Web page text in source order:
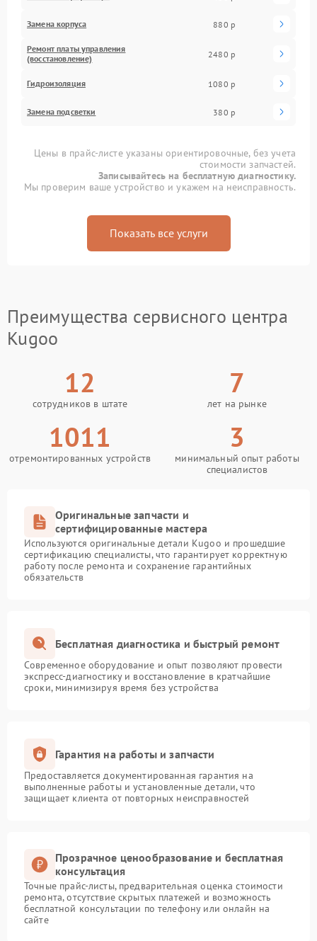
Замена корпуса 880 р
Ремонт платы управления
(восстановление)
2480 р
Гидроизоляция 1080 р
Замена подсветки 380 р
Цены в прайс-листе указаны ориентировочные, без учета
стоимости запчастей.
Записывайтесь на бесплатную диагностику.
Мы проверим ваше устройство и укажем на неисправность.
Показать все услуги
Преимущества сервисного центра
Kugoo
12
сотрудников в штате
7
лет на рынке
1011
отремонтированных устройств
3
минимальный опыт работы
специалистов
Оригинальные запчасти и
сертифицированные мастера
Используются оригинальные детали Kugoo и прошедшие
сертификацию специалисты, что гарантирует корректную
работу после ремонта и сохранение гарантийных
обязательств
Бесплатная диагностика и быстрый ремонт
Современное оборудование и опыт позволяют провести
экспресс-диагностику и восстановление в кратчайшие
сроки, минимизируя время без устройства
Гарантия на работы и запчасти
Предоставляется документированная гарантия на
выполненные работы и установленные детали, что
защищает клиента от повторных неисправностей
Прозрачное ценообразование и бесплатная
консультация
Точные прайс-листы, предварительная оценка стоимости
ремонта, отсутствие скрытых платежей и возможность
бесплатной консультации по телефону или онлайн на
сайте